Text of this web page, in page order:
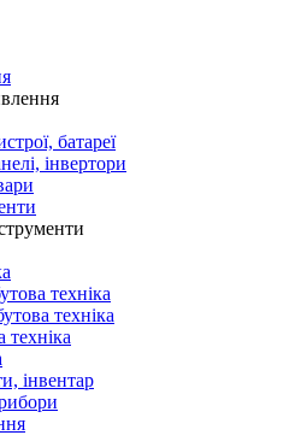
батареї
інвертори
техніка
техніка
техніка
інвентар